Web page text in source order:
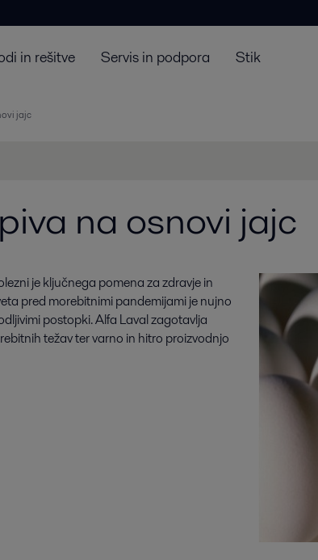
in rešitve Servis in podpora Stik
jajc
na osnovi jajc
je ključnega pomena za zdravje in
pred morebitnimi pandemijami je nujno
postopki. Alfa Laval zagotavlja
težav ter varno in hitro proizvodnjo